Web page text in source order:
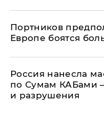
Портников
Европе боятся
Россия нанесла
по Сумам КАБами
и разрушения